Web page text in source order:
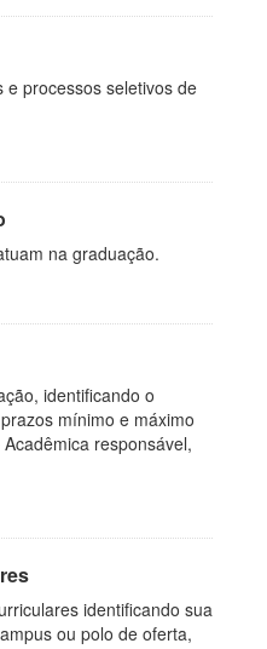
e processos seletivos de
na graduação.
identificando o
mínimo e máximo
responsável,
identificando sua
ou polo de oferta,